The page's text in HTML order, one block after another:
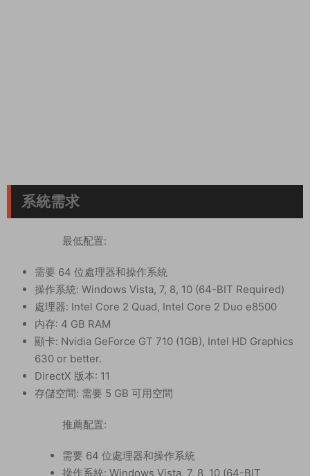
系統需求
最低配置:
需要 64 位處理器和操作系統
操作系統: Windows Vista, 7, 8, 10 (64-BIT Required)
處理器: Intel Core 2 Quad, Intel Core 2 Duo e8500
内存: 4 GB RAM
顯卡: Nvidia GeForce GT 710 (1GB), Intel HD Graphics
630 or better.
DirectX 版本: 11
存儲空間: 需要 5 GB 可用空間
推薦配置:
需要 64 位處理器和操作系統
操作系統: Windows Vista, 7, 8, 10 (64-BIT